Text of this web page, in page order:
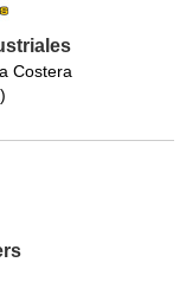
Costera